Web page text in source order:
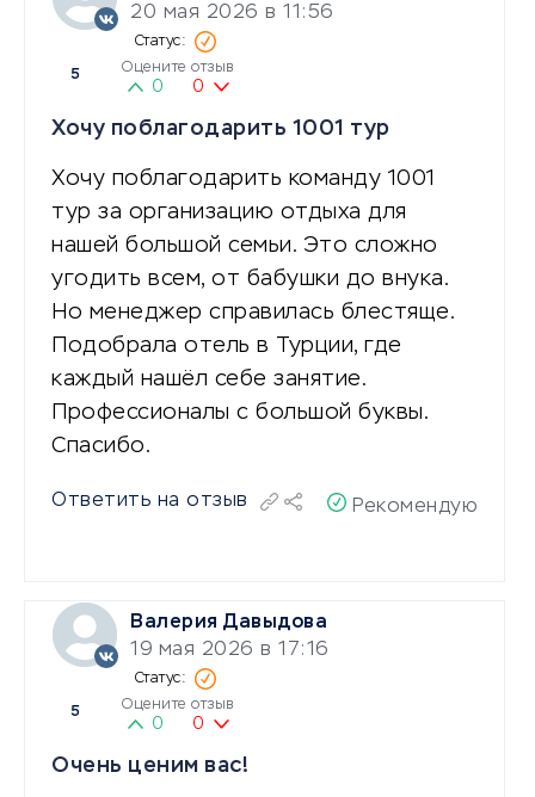
20 мая 2026 в 11:56
5 Оцените отзыв
0 0
Хочу поблагодарить 1001 тур
Хочу поблагодарить команду 1001
тур за организацию отдыха для
нашей большой семьи. Это сложно
угодить всем, от бабушки до внука.
Но менеджер справилась блестяще.
Подобрала отель в Турции, где
каждый нашёл себе занятие.
Профессионалы с большой буквы.
Спасибо.
Ответить на отзыв Рекомендую
Валерия Давыдова
19 мая 2026 в 17:16
5 Оцените отзыв
0 0
Очень ценим вас!